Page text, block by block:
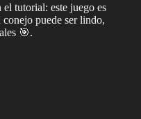
tutorial: este juego es
puede ser lindo,
🎯.